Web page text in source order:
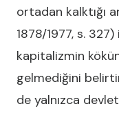
ortadan kalktığı
1878/1977, s.
kapitalizmin
gelmediğini
de yalnızca